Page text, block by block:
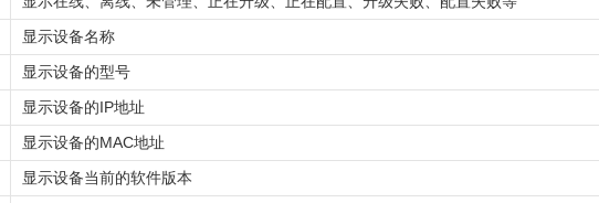
显示设备名称
显示设备的型号
显示设备的IP地址
显示设备的MAC地址
显示设备当前的软件版本